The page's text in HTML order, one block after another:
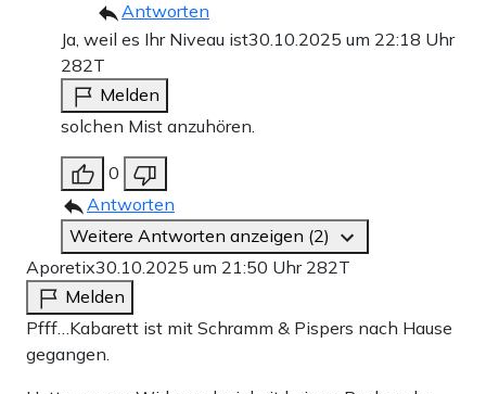
Antworten
Ja, weil es Ihr Niveau ist30.10.2025 um 22:18 Uhr
282T
Melden
solchen Mist anzuhören.
0
Antworten
Weitere Antworten anzeigen (2)
Aporetix30.10.2025 um 21:50 Uhr 282T
Melden
Pfff…Kabarett ist mit Schramm & Pispers nach Hause
gegangen.